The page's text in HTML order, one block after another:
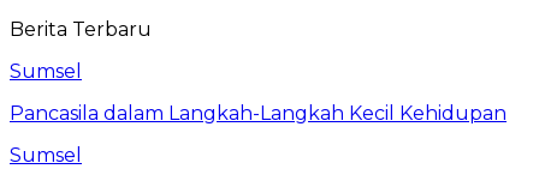
Berita Terbaru
Sumsel
Pancasila dalam Langkah-Langkah Kecil Kehidupan
Sumsel